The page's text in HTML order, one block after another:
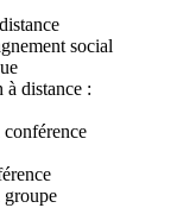
social
à distance :
groupe